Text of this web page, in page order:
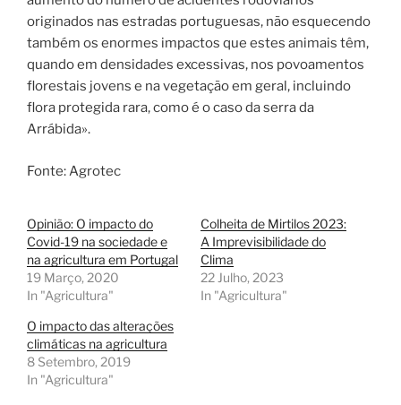
originados nas estradas portuguesas, não esquecendo
também os enormes impactos que estes animais têm,
quando em densidades excessivas, nos povoamentos
florestais jovens e na vegetação em geral, incluindo
flora protegida rara, como é o caso da serra da
Arrábida».
Fonte: Agrotec
Opinião: O impacto do
Covid-19 na sociedade e
na agricultura em Portugal
19 Março, 2020
In "Agricultura"
Colheita de Mirtilos 2023:
A Imprevisibilidade do
Clima
22 Julho, 2023
In "Agricultura"
O impacto das alterações
climáticas na agricultura
8 Setembro, 2019
In "Agricultura"